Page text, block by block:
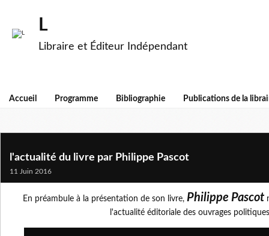
L
Libraire et Éditeur Indépendant
Accueil Programme Bibliographie Publications de la
l'actualité du livre par Philippe Pascot
11 Juin 2016
En préambule à la présentation de son livre, Philippe Pascot
l'actualité éditoriale des ouvrages